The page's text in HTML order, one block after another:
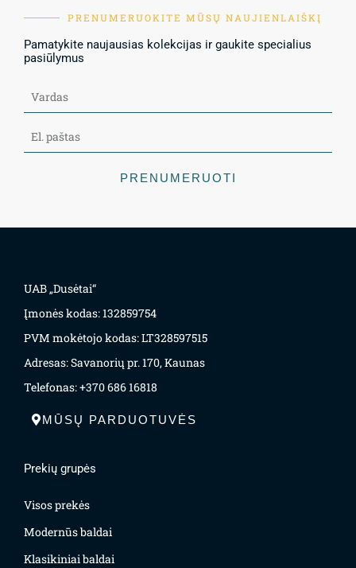
PRENUMERUOKITE MŪSŲ NAUJIENLAIŠKĮ
Pamatykite naujausias kolekcijas ir gaukite specialius
pasiūlymus
PRENUMERUOTI
UAB „Dusėtai“
Įmonės kodas: 132859754
PVM mokėtojo kodas: LT328597515
Adresas: Savanorių pr. 170, Kaunas
Telefonas: +370 686 16818
MŪSŲ PARDUOTUVĖS
Prekių grupės
Visos prekės
Modernūs baldai
Klasikiniai baldai